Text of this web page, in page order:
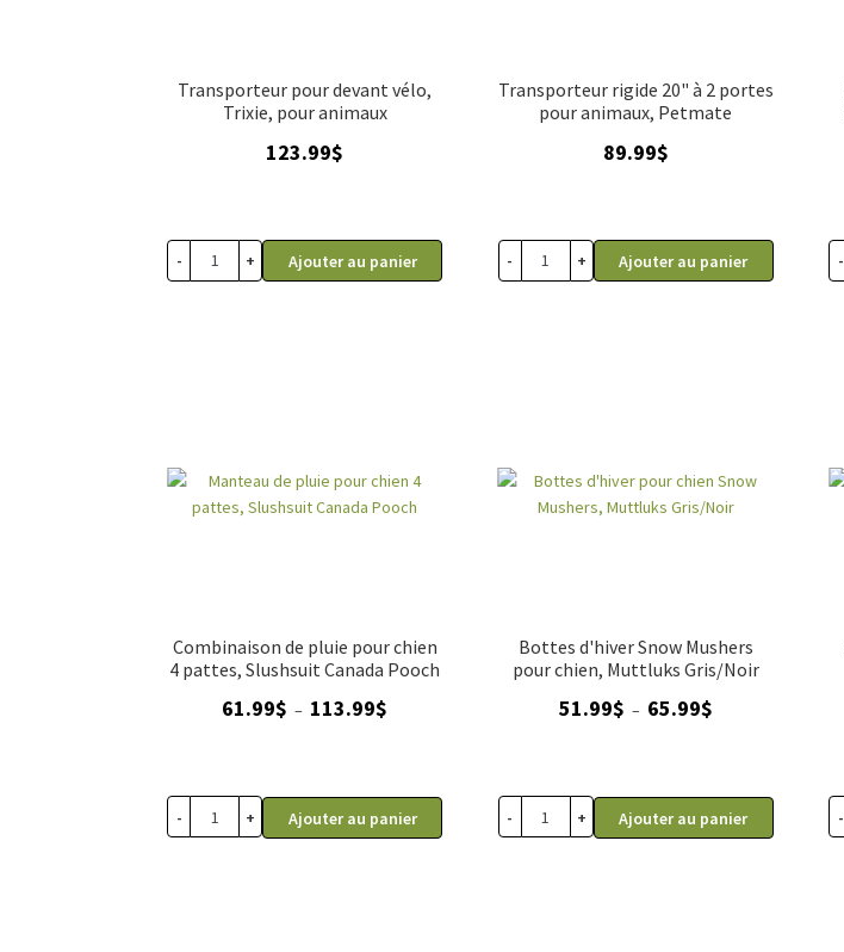
Transporteur pour devant vélo,
Trixie, pour animaux
123.99$
- + Ajouter au panier
Transporteur rigide 20" à 2 portes
pour animaux, Petmate
89.99$
- + Ajouter au panier -
Combinaison de pluie pour chien
4 pattes, Slushsuit Canada Pooch
61.99$ – 113.99$
113.99$
- + Ajouter au panier
Bottes d'hiver Snow Mushers
pour chien, Muttluks Gris/Noir
51.99$ – 65.99$Plage
65.99$
- + Ajouter au panier -